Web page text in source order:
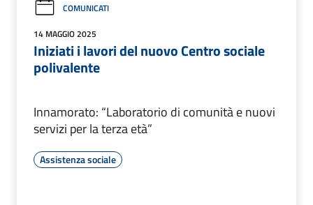
COMUNICATI
14 MAGGIO 2025
Iniziati i lavori del nuovo Centro sociale
polivalente
Innamorato: “Laboratorio di comunità e nuovi
servizi per la terza età”
Assistenza sociale